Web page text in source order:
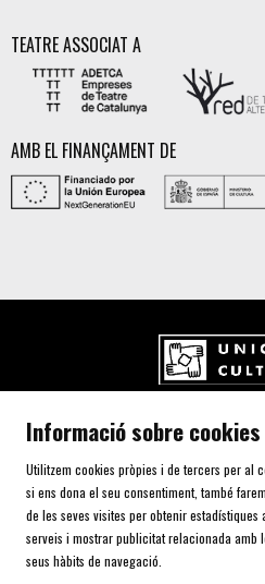
TEATRE ASSOCIAT A
AMB EL FINANÇAMENT DE
Carrer de l'Aurora, 80
Telf. 93
AVÍS LEGAL I POLÍTICA
Informació sobre cookies
Utilitzem cookies pròpies i de tercers per al
si ens dona el seu consentiment, també
de les seves visites per obtenir
serveis i mostrar publicitat relacionada amb
seus hàbits de navegació.